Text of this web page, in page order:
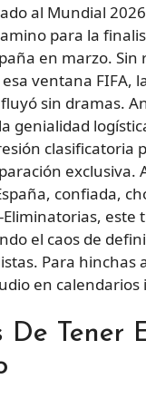
al Mundial
para la
en marzo. Sin
ventana FIFA,
sin dramas.
genialidad
clasificatoria
exclusiva.
confiada,
este
el caos de
Para hinchas
en calendarios
De Tener